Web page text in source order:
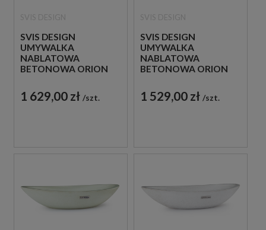
SVIS DESIGN
UMYWALKA
NABLATOWA
BETONOWA ORION
1 629,00 zł szt.
SVIS DESIGN
UMYWALKA
NABLATOWA
BETONOWA ORION
1 529,00 zł szt.